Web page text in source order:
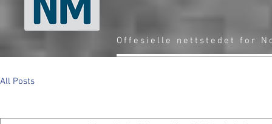
Offesielle nettstedet for
All Posts